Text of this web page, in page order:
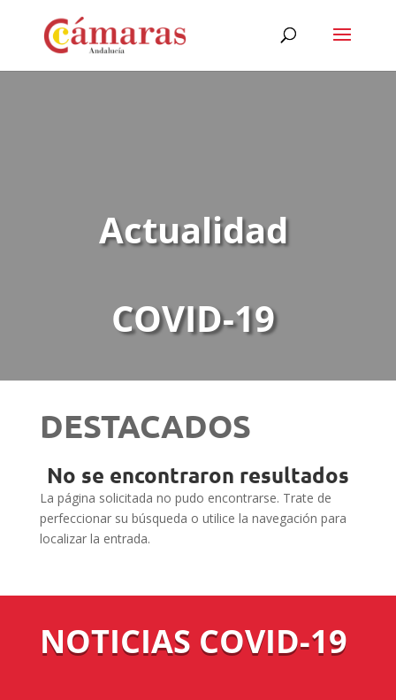
Actualidad
COVID-19
DESTACADOS
No se encontraron resultados
La página solicitada no pudo encontrarse. Trate de
perfeccionar su búsqueda o utilice la navegación para
localizar la entrada.
NOTICIAS COVID-19